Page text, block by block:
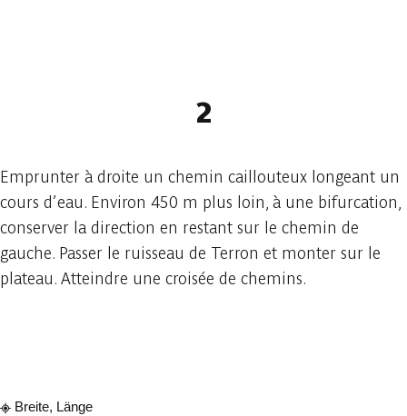
2
Emprunter à droite un chemin caillouteux longeant un
cours d’eau. Environ 450 m plus loin, à une bifurcation,
conserver la direction en restant sur le chemin de
gauche. Passer le ruisseau de Terron et monter sur le
plateau. Atteindre une croisée de chemins.
Breite, Länge